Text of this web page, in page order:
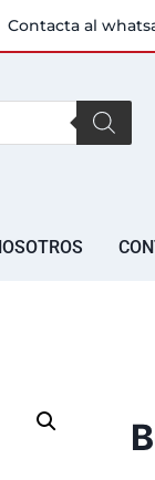
Contacta al